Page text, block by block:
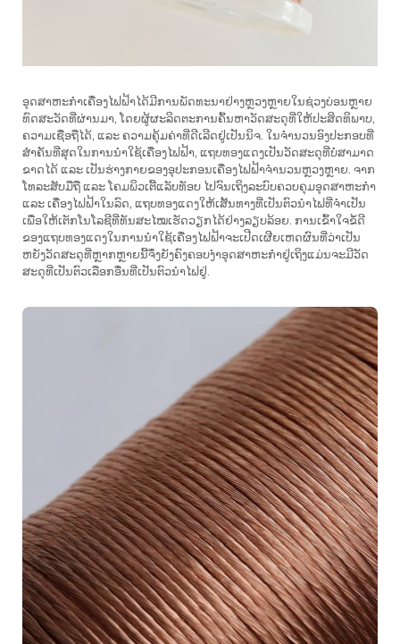
ອຸດສາຫະກຳເຄື່ອງໄຟຟ້າໄດ້ມີການພັດທະນາຢ່າງຫຼວງຫຼາຍໃນຊ່ວງບ່ອນຫຼາຍ
ທົດສະວັດທີ່ຜ່ານມາ, ໂດຍຜູ້ຜະລິດຕະການຄົ້ນຫາວັດສະດຸທີ່ໃຫ້ປະສິດທິພາບ,
ຄວາມເຊື່ອຖືໄດ້, ແລະ ຄວາມຄຸ້ມຄ່າທີ່ດີເລີດຢູ່ເປັນນິຈ. ໃນຈຳນວນອົງປະກອບທີ່
ສຳຄັນທີ່ສຸດໃນການນຳໃຊ້ເຄື່ອງໄຟຟ້າ, ແຖບທອງແດງເປັນວັດສະດຸທີ່ບໍ່ສາມາດ
ຂາດໄດ້ ແລະ ເປັນຮ່າງກາຍຂອງອຸປະກອນເຄື່ອງໄຟຟ້າຈຳນວນຫຼວງຫຼາຍ. ຈາກ
ໂທລະສັບມືຖື ແລະ ໂຄມພິວເຕີ້ແລັບທັອບ ໄປຈົນເຖິງລະບົບຄວບຄຸມອຸດສາຫະກຳ
ແລະ ເຄື່ອງໄຟຟ້າໃນລົດ, ແຖບທອງແດງໃຫ້ເສັ້ນທາງທີ່ເປັນຕົວນຳໄຟທີ່ຈຳເປັນ
ເພື່ອໃຫ້ເຕັກໂນໂລຊີທີ່ທັນສະໄໝເຮັດວຽກໄດ້ຢ່າງລຽບລ້ອຍ. ການເຂົ້າໃຈຂໍ້ດີ
ຂອງແຖບທອງແດງໃນການນຳໃຊ້ເຄື່ອງໄຟຟ້າຈະເປີດເຜີຍເຫດຜົນທີ່ວ່າເປັນ
ຫຍັງວັດສະດຸທີ່ຫຼາກຫຼາຍນີ້ຈຶ່ງຍັງຄົງຄອບງຳອຸດສາຫະກຳຢູ່ເຖິງແມ່ນຈະມີວັດ
ສະດຸທີ່ເປັນຕົວເລືອກອື່ນທີ່ເປັນຕົວນຳໄຟຢູ່.